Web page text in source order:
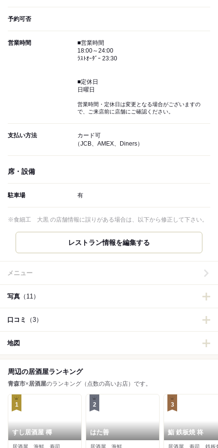
予約可否
営業時間
■営業時間
18:00～24:00
ﾗｽﾄｵｰﾀﾞｰ 23:30
■定休日
日曜日
営業時間・定休日は変更となる場合がございますの
で、ご来店前に店舗にご確認ください。
支払い方法
カード可
（JCB、AMEX、Diners）
席・設備
駐車場 有
※食細工 大黒 の店舗情報に誤りがある場合は、以下から修正して下さい。
メニュー
写真 （11）
口コミ （3）
地図
周辺の居酒屋ランキング
青森市×居酒屋のランキング（点数の高いお店）です。
1
すし居酒屋 樽
居酒屋、海鮮、寿司
2
はた善
居酒屋、海鮮
3
鮨 鉄板焼 柊
居酒屋、寿司、鉄板